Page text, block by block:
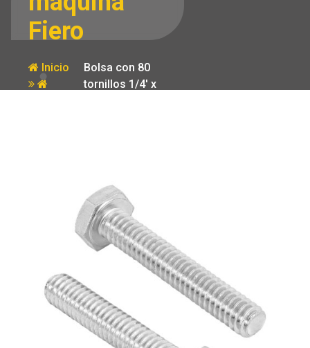
Fiero
Inicio
Bolsa con 80
tornillos 1/4′ x